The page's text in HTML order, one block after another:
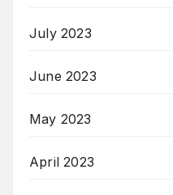
July 2023
June 2023
May 2023
April 2023